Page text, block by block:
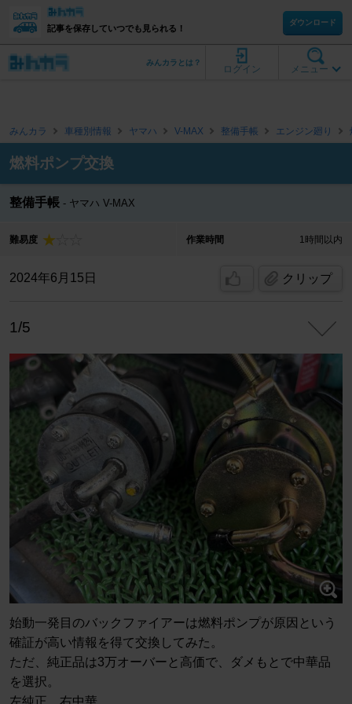
記事を保存していつでも見られる！
ダウンロード
メニュー
ログイン
みんカラとは？
みんカラ 車種別情報 ヤマハ V-MAX 整備手帳 エンジン廻り
燃料ポンプ交換
整備手帳 ヤマハ V-MAX
難易度 作業時間 1時間以内
2024年6月15日 クリップ
1/5
始動一発目のバックファイアーは燃料ポンプが原因という
確証が高い情報を得て交換してみた。
ただ、純正品は3万オーバーと高価で、ダメもとで中華品
を選択。